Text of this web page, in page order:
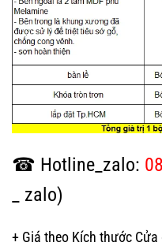
☎ Hotline_zalo:
_ zalo)
+ Giá theo Kích thước